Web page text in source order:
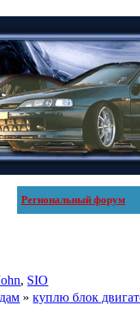
Региональный форум
, SIO
» куплю блок